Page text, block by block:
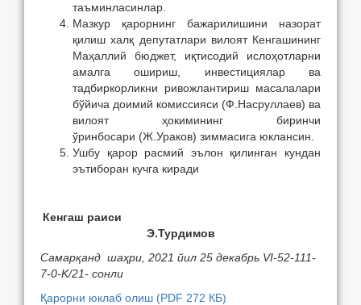
таъминласинлар.
Мазкур қарорнинг бажарилишини назорат
қилиш халқ депутатлари вилоят Кенгашининг
Маҳаллий бюджет, иқтисодий ислоҳотларни
амалга ошириш, инвестициялар ва
тадбиркорликни ривожлантириш масалалари
бўйича доимий комиссияси (Ф.Насруллаев) ва
вилоят ҳокимининг биринчи
ўринбосари (Ж.Ураков) зиммасига юклансин.
Ушбу қарор расмий эълон қилинган кундан
эътиборан кучга киради
Кенгаш раиси
Э.Турдимов
Самарқанд шаҳри, 2021 йил 25 декабрь VI-52-111-
7-0-K/21- сонли
Қарорни юклаб олиш (PDF 272 КБ)